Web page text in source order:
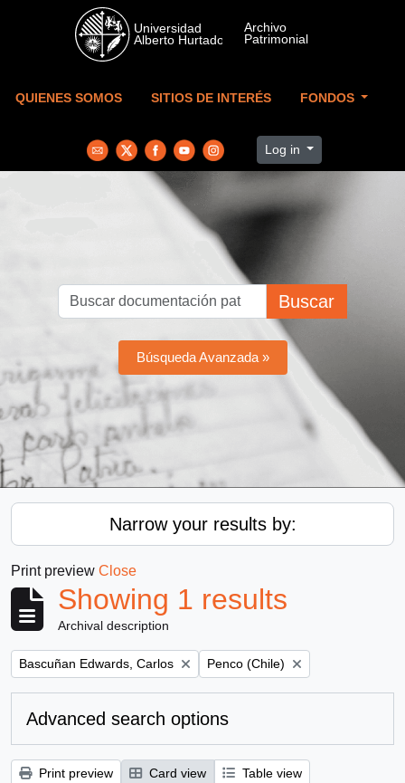
Skip to main content
QUIENES SOMOS SITIOS DE INTERÉS FONDOS
Log in
Buscar
Búsqueda Avanzada »
Narrow your results by:
Print preview Close
Showing 1 results
Archival description
Remove filter:
Bascuñan Edwards, Carlos Remove filter:
Penco (Chile)
Advanced search options
Print preview Card view
Table view